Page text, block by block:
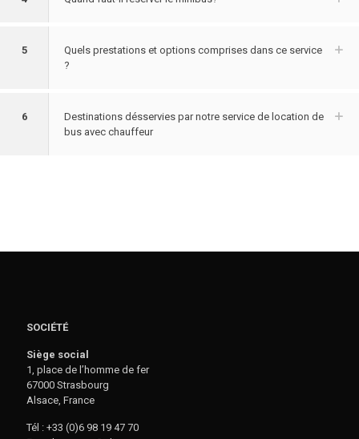
5
Quels prestations et options comprises dans ce service
?
6
Destinations désservies par notre service de location de
bus avec chauffeur
SOCIÉTÉ
Siège social
1, place de l’homme de fer
67000 Strasbourg
Alsace, France
Tél : +33 (0)6 98 19 47 70